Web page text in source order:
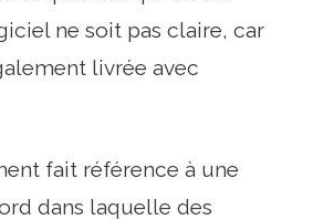
ne soit pas claire, car
livrée avec
fait référence à une
dans laquelle des